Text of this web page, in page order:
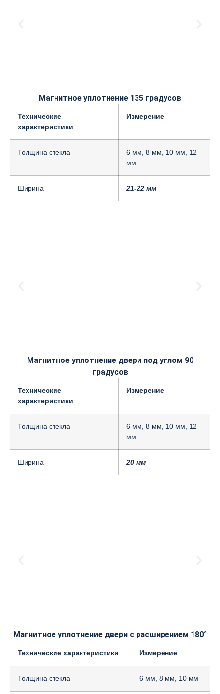
Магнитное уплотнение 135 градусов
Технические
характеристики
Измерение
Толщина стекла
6 мм, 8 мм, 10 мм, 12
мм
Ширина 21-22 мм
Магнитное уплотнение двери под углом 90
градусов
Технические
характеристики
Измерение
Толщина стекла
6 мм, 8 мм, 10 мм, 12
мм
Ширина 20 мм
Магнитное уплотнение двери с расширением 180°
Технические характеристики Измерение
Толщина стекла 6 мм, 8 мм, 10 мм